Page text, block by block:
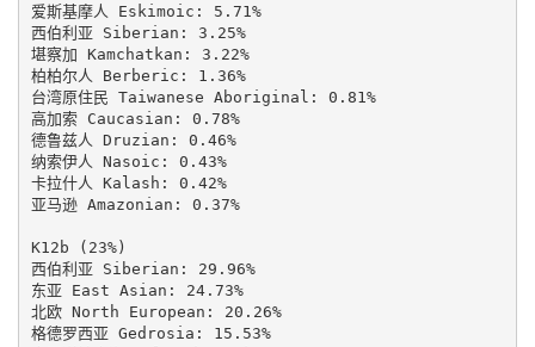
爱斯基摩人 Eskimoic: 5.71%
西伯利亚 Siberian: 3.25%
堪察加 Kamchatkan: 3.22%
柏柏尔人 Berberic: 1.36%
台湾原住民 Taiwanese Aboriginal: 0.81%
高加索 Caucasian: 0.78%
德鲁兹人 Druzian: 0.46%
纳索伊人 Nasoic: 0.43%
卡拉什人 Kalash: 0.42%
亚马逊 Amazonian: 0.37%
K12b (23%)
西伯利亚 Siberian: 29.96%
东亚 East Asian: 24.73%
北欧 North European: 20.26%
格德罗西亚 Gedrosia: 15.53%